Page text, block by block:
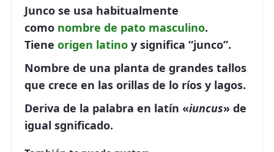
Junco se usa habitualmente
como nombre de pato masculino.
Tiene origen latino y significa “junco”.
Nombre de una planta de grandes tallos
que crece en las orillas de lo ríos y lagos.
Deriva de la palabra en latín «iuncus» de
igual sgnificado.